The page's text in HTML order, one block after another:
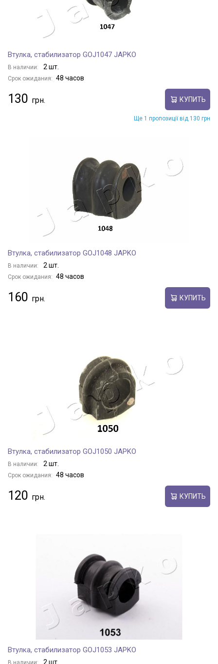
Втулка, стабилизатор GOJ1047 JAPKO
В наличии: 2 шт.
Срок ожидания: 48 часов
130 КУПИТЬ
Ще 1 пропозиції від 130 грн
Втулка, стабилизатор GOJ1048 JAPKO
В наличии: 2 шт.
Срок ожидания: 48 часов
160 КУПИТЬ
Втулка, стабилизатор GOJ1050 JAPKO
В наличии: 2 шт.
Срок ожидания: 48 часов
120 КУПИТЬ
Втулка, стабилизатор GOJ1053 JAPKO
В наличии: 2 шт.